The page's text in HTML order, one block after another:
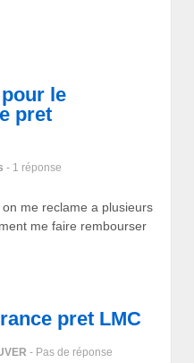
le
pret
- 1 réponse
me reclame a plusieurs
me faire rembourser
pret LMC
- Pas de réponse